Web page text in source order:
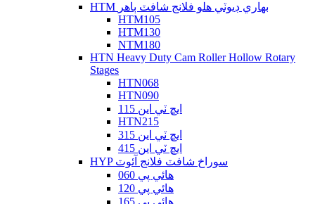
HTM بھاري ڊيوٽي ھلو فلانج شافٽ ٻاھر
HTM105
HTM130
NTM180
HTN Heavy Duty Cam Roller Hollow Rotary
Stages
HTN068
HTN090
ايڇ ٽي اين 115
HTN215
ايڇ ٽي اين 315
ايڇ ٽي اين 415
HYP سوراخ شافٽ فلانج آئوٽ
هائي پي 060
هائي پي 120
هائي پي 165